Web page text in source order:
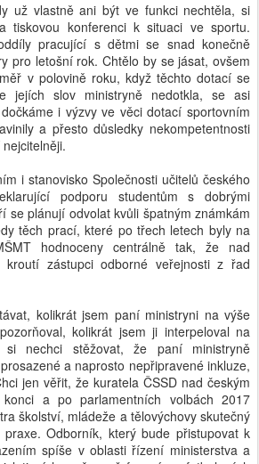
už vlastně ani být ve funkci nechtěla, si
tiskovou konferenci k situaci ve sportu.
pracující s dětmi se snad konečně
pro letošní rok. Chtělo by se jásat, ovšem
v polovině roku, když těchto dotací se
jejích slov ministryně nedotkla, se asi
i výzvy ve věci dotací sportovním
a přesto důsledky nekompetentnosti
i stanovisko Společnosti učitelů českého
podporu studentům s dobrými
se plánují odvolat kvůli špatným známkám
těch prací, které po třech letech byly na
hodnoceny centrálně tak, že nad
kroutí zástupci odborné veřejnosti z řad
kolikrát jsem paní ministryni na výše
kolikrát jsem ji interpeloval na
si nechci stěžovat, že paní ministryně
a naprosto nepřipravené inkluze,
jen věřit, že kuratela ČSSD nad českým
a po parlamentních volbách 2017
školství, mládeže a tělovýchovy skutečný
Odborník, který bude přistupovat k
spíše v oblasti řízení ministerstva a